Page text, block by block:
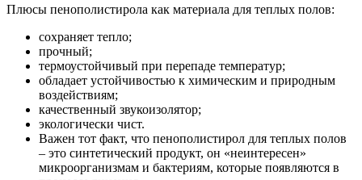
Плюсы пенополистирола как материала для теплых полов:
сохраняет тепло;
прочный;
термоустойчивый при перепаде температур;
обладает устойчивостью к химическим и природным
воздействиям;
качественный звукоизолятор;
экологически чист.
Важен тот факт, что пенополистирол для теплых полов
– это синтетический продукт, он «неинтересен»
микроорганизмам и бактериям, которые появляются в